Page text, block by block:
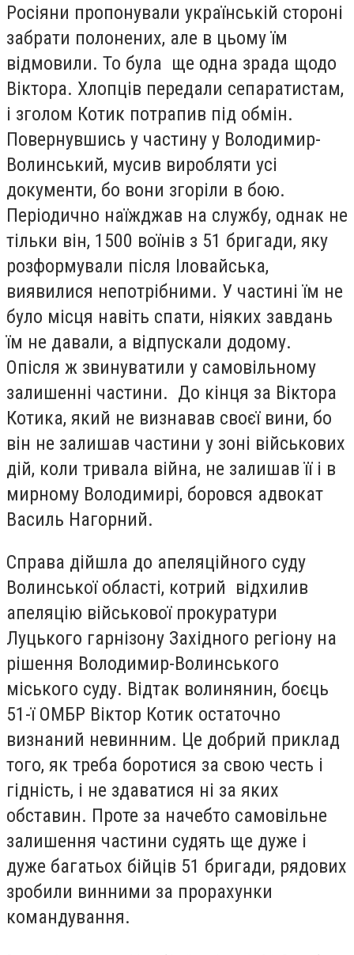
Росіяни пропонували українській стороні
забрати полонених, але в цьому їм
відмовили. То була ще одна зрада щодо
Віктора. Хлопців передали сепаратистам,
і зголом Котик потрапив під обмін.
Повернувшись у частину у Володимир-
Волинський, мусив виробляти усі
документи, бо вони згоріли в бою.
Періодично наїжджав на службу, однак не
тільки він, 1500 воїнів з 51 бригади, яку
розформували після Іловайська,
виявилися непотрібними. У частині їм не
було місця навіть спати, ніяких завдань
їм не давали, а відпускали додому.
Опісля ж звинуватили у самовільному
залишенні частини. До кінця за Віктора
Котика, який не визнавав своєї вини, бо
він не залишав частини у зоні військових
дій, коли тривала війна, не залишав її і в
мирному Володимирі, боровся адвокат
Василь Нагорний.
Справа дійшла до апеляційного суду
Волинської області, котрий відхилив
апеляцію військової прокуратури
Луцького гарнізону Західного регіону на
рішення Володимир-Волинського
міського суду. Відтак волинянин, боєць
51-ї ОМБР Віктор Котик остаточно
визнаний невинним. Це добрий приклад
того, як треба боротися за свою честь і
гідність, і не здаватися ні за яких
обставин. Проте за начебто самовільне
залишення частини судять ще дуже і
дуже багатьох бійців 51 бригади, рядових
зробили винними за прорахунки
командування.